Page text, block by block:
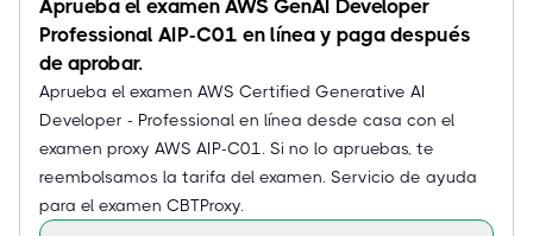
Aprueba el examen AWS GenAI Developer
Professional AIP-C01 en línea y paga después
de aprobar.
Aprueba el examen AWS Certified Generative AI
Developer - Professional en línea desde casa con el
examen proxy AWS AIP-C01. Si no lo apruebas, te
reembolsamos la tarifa del examen. Servicio de ayuda
para el examen CBTProxy.